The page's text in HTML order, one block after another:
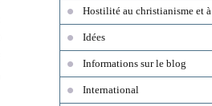
Hostilité au christianisme et
Idées
Informations sur le blog
International